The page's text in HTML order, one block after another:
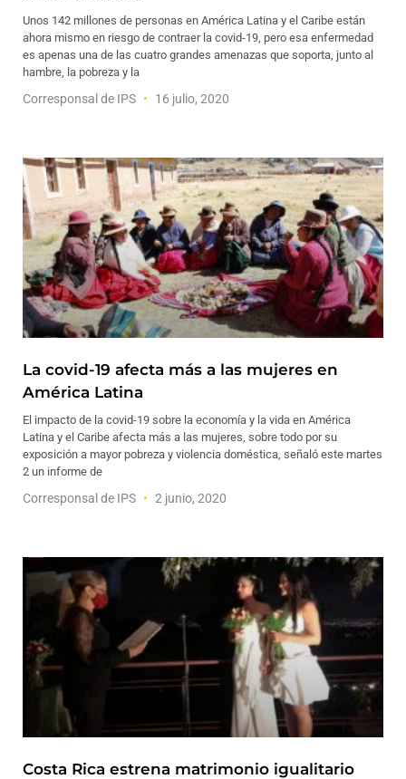
Unos 142 millones de personas en América Latina y el Caribe están
ahora mismo en riesgo de contraer la covid-19, pero esa enfermedad
es apenas una de las cuatro grandes amenazas que soporta, junto al
hambre, la pobreza y la
Corresponsal de IPS 16 julio, 2020
La covid-19 afecta más a las mujeres en
América Latina
El impacto de la covid-19 sobre la economía y la vida en América
Latina y el Caribe afecta más a las mujeres, sobre todo por su
exposición a mayor pobreza y violencia doméstica, señaló este martes
2 un informe de
Corresponsal de IPS 2 junio, 2020
Costa Rica estrena matrimonio igualitario